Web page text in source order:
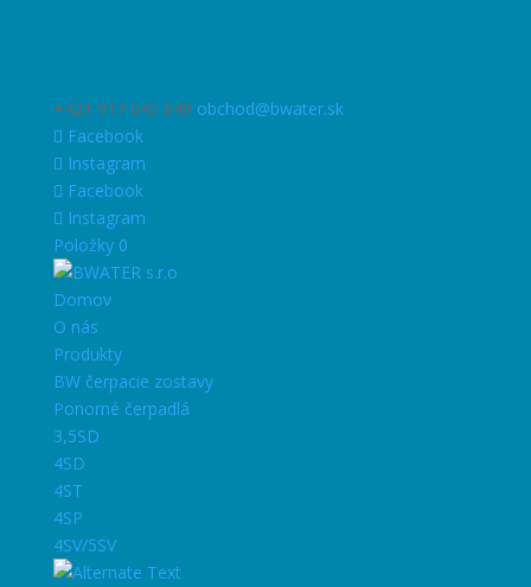
+421 917 045 849 obchod@bwater.sk
Facebook
Instagram
Facebook
Instagram
Položky 0
Domov
O nás
Produkty
BW čerpacie zostavy
Ponorné čerpadlá
3,5SD
4SD
4ST
4SP
4SV/5SV